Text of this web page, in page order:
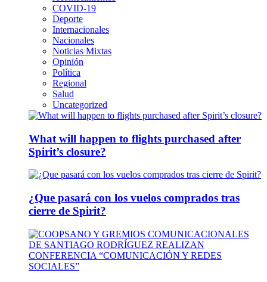
COVID-19
Deporte
Internacionales
Nacionales
Noticias Mixtas
Opinión
Política
Regional
Salud
Uncategorized
What will happen to flights purchased after
Spirit’s closure?
¿Que pasará con los vuelos comprados tras
cierre de Spirit?